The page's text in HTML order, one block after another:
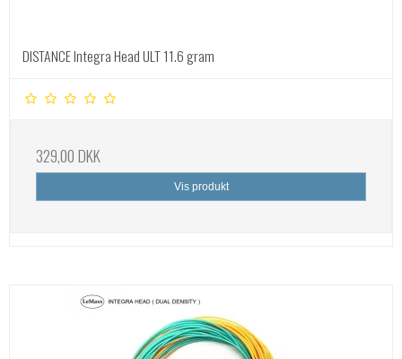
DISTANCE Integra Head ULT 11.6 gram
329,00 DKK
Vis produkt